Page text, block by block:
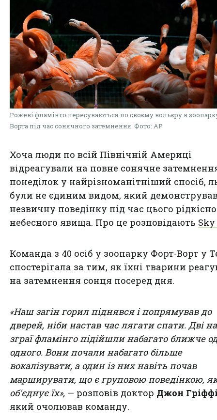
Рожеві фламінго пересуваються по своєму вольєру в
Ворта під час сонячного затемнення. Фото: AP
Хоча люди по всій Північній Америці
відреагували на повне сонячне
понеділок у найрізноманітніший спосіб,
були не єдиним видом, який
незвичну поведінку під час цього
небесного явища. Про це розповідають
Команда з 40 осіб у зоопарку Форт-Ворт у
спостерігала за тим, як їхні тварини
на затемнення сонця посеред дня.
«Наш загін горил піднявся і попрямував до
дверей, ніби настав час лягати спати. Дві
зграї фламінго підійшли набагато ближче
одного. Вони почали набагато більше
вокалізувати, а один із них навіть почав
марширувати, що є груповою поведінкою,
об'єднує їх», — розповів доктор Джон
який очолював команду.